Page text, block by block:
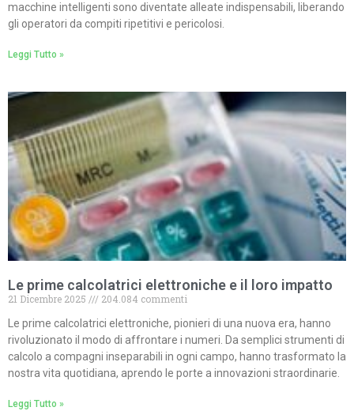
macchine intelligenti sono diventate alleate indispensabili, liberando
gli operatori da compiti ripetitivi e pericolosi.
Leggi Tutto »
Le prime calcolatrici elettroniche e il loro impatto
21 Dicembre 2025
204.084 commenti
Le prime calcolatrici elettroniche, pionieri di una nuova era, hanno
rivoluzionato il modo di affrontare i numeri. Da semplici strumenti di
calcolo a compagni inseparabili in ogni campo, hanno trasformato la
nostra vita quotidiana, aprendo le porte a innovazioni straordinarie.
Leggi Tutto »